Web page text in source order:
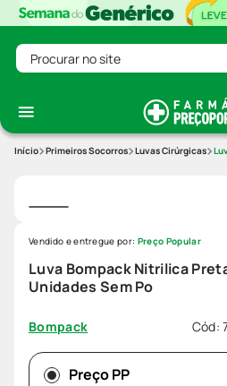
Procurar no site
Primeiros Socorros Luvas Cirúrgicas
Luva Bompack Nitrilica
Unidades Sem Po
Bompack Cód:
Vendido e entregue por: Preço Popular
Preço PP